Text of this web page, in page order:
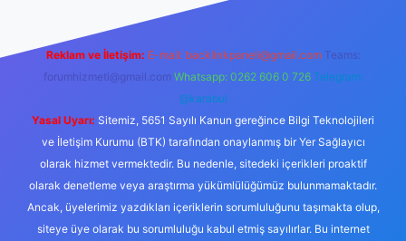
Reklam ve İletişim: E-mail: backlinkpaneli@gmail.com Teams:
forumhizmeti@gmail.com Whatsapp: 0262 606 0 726 Telegram:
@karabul
Yasal Uyarı: Sitemiz, 5651 Sayılı Kanun gereğince Bilgi Teknolojileri
ve İletişim Kurumu (BTK) tarafından onaylanmış bir Yer Sağlayıcı
olarak hizmet vermektedir. Bu nedenle, sitedeki içerikleri proaktif
olarak denetleme veya araştırma yükümlülüğümüz bulunmamaktadır.
Ancak, üyelerimiz yazdıkları içeriklerin sorumluluğunu taşımakta olup,
siteye üye olarak bu sorumluluğu kabul etmiş sayılırlar. Bu internet